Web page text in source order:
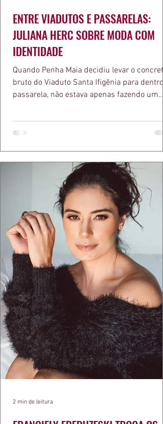
ENTRE VIADUTOS E PASSARELAS:
JULIANA HERC SOBRE MODA COM
IDENTIDADE
Quando Penha Maia decidiu levar o concreto
bruto do Viaduto Santa Ifigênia para dentro
passarela, não estava apenas fazendo um
a apresentadora e influenciadora Juliana
defende há tempos, o de que moda
estruturas geométricas, volumes
aquele concreto aparente típico da
arquitetura paulistana em peças de vestir,
2 min de leitura